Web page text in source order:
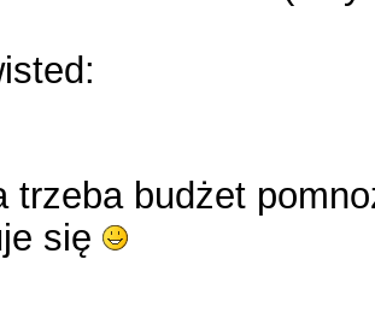
trzeba budżet
się